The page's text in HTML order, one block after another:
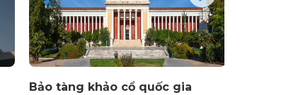
Bảo tàng khảo cổ quốc gia